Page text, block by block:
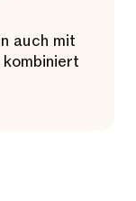
auch mit
kombiniert